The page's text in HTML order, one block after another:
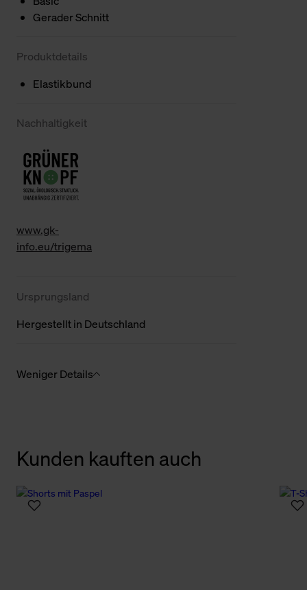
Gerader Schnitt
Produktdetails
Elastikbund
Nachhaltigkeit
www.gk-
info.eu/trigema
Ursprungsland
Hergestellt in Deutschland
Weniger Details
Kunden kauften auch